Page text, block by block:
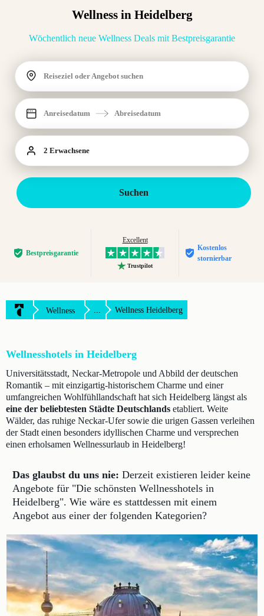
Wellness in Heidelberg
Wöchentlich neue Wellness Deals mit Bestpreisgarantie
Reiseziel oder Angebot suchen
Anreisedatum Abreisedatum
2 Erwachsene
Suchen
Bestpreis­garantie
Excellent
Trustpilot
Kostenlos
stornierbar
Wellness ... Wellness Heidelberg
Wellnesshotels in Heidelberg
Universitätsstadt, Neckar-Metropole und Abbild der deutschen
Romantik – mit einzigartig-historischem Charme und einer
umfangreichen Wohlfühllandschaft hat sich Heidelberg längst als
eine der beliebtesten Städte Deutschlands etabliert. Weite
Wälder, das ruhige Neckar-Ufer sowie die urigen Gassen verleihen
der Stadt einen besonders idyllischen Charme und versprechen
einen erholsamen Wellnessurlaub in Heidelberg!
Das glaubst du uns nie: Derzeit existieren leider keine
Angebote für "Die schönsten Wellnesshotels in
Heidelberg". Wie wäre es stattdessen mit einem
Angebot aus einer der folgenden Kategorien?